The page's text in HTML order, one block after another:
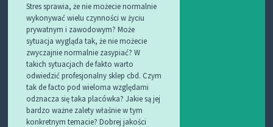
Stres sprawia, że nie możecie normalnie
wykonywać wielu czynności w życiu
prywatnym i zawodowym? Może
sytuacja wygląda tak, że nie możecie
zwyczajnie normalnie zasypiać? W
takich sytuacjach de fakto warto
odwiedzić profesjonalny sklep cbd. Czym
tak de facto pod wieloma względami
odznacza się taka placówka? Jakie są jej
bardzo ważne zalety właśnie w tym
konkretnym temacie? Dobrej jakości